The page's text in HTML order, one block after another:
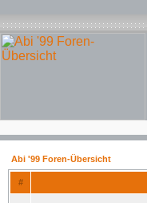
Abi '99 Foren-Übersicht
#